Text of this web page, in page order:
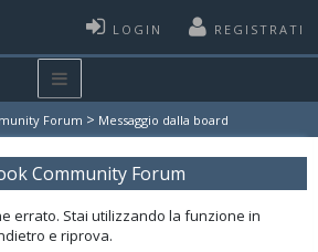
LOGIN REGISTRATI
Forum > Messaggio dalla board
Community Forum
errato. Stai utilizzando la funzione in
e riprova.